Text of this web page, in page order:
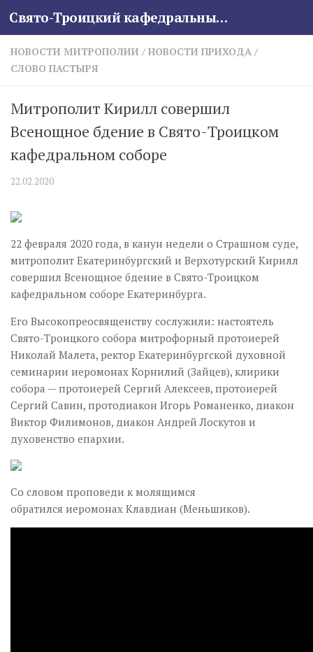
Skip to content Свято-Троицкий кафедральный собор
НОВОСТИ МИТРОПОЛИИ / НОВОСТИ ПРИХОДА /
СЛОВО ПАСТЫРЯ
Митрополит Кирилл совершил
Всенощное бдение в Свято-Троицком
кафедральном соборе
22.02.2020
22 февраля 2020 года, в канун недели о Страшном суде,
митрополит Екатеринбургский и Верхотурский Кирилл
совершил Всенощное бдение в Свято-Троицком
кафедральном соборе Екатеринбурга.
Его Высокопреосвященству сослужили: настоятель
Свято-Троицкого собора митрофорный протоиерей
Николай Малета, ректор Екатеринбургской духовной
семинарии иеромонах Корнилий (Зайцев), клирики
собора — протоиерей Сергий Алексеев, протоиерей
Сергий Савин, протодиакон Игорь Романенко, диакон
Виктор Филимонов, диакон Андрей Лоскутов и
духовенство епархии.
Со словом проповеди к молящимся
обратился иеромонах Клавдиан (Меньшиков).